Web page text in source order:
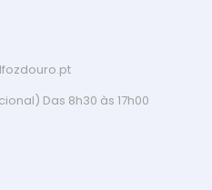
Das 8h30 às 17h00